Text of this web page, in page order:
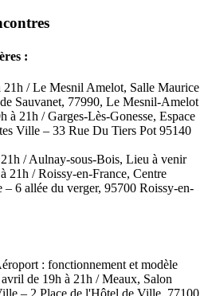
:
/ Le Mesnil Amelot, Salle Maurice
Sauvanet, 77990, Le Mesnil-Amelot
à 21h / Garges-Lès-Gonesse, Espace
Ville – 33 Rue Du Tiers Pot 95140
/ Aulnay-sous-Bois, Lieu à venir
21h / Roissy-en-France, Centre
– 6 allée du verger, 95700 Roissy-en-
: fonctionnement et modèle
de 19h à 21h / Meaux, Salon